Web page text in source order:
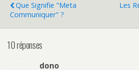
Que Signifie "meta
Communiquer" ?
Les
10 réponses
dono